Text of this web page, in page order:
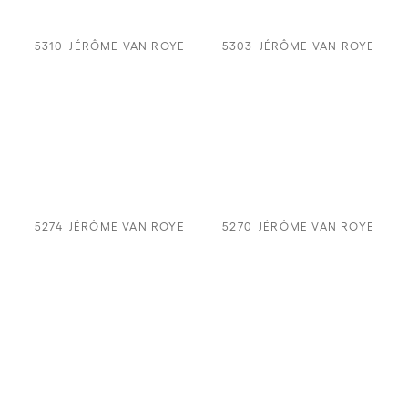
5310 JÉRÔME VAN ROYE 5303 JÉRÔME VAN ROYE
5274 JÉRÔME VAN ROYE 5270 JÉRÔME VAN ROYE